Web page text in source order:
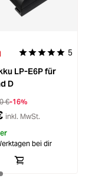
4.8 von 5 Sternen
Durchschnittliche
5
LP-E6P für
D
€-16%
inkl. MwSt.
bei dir